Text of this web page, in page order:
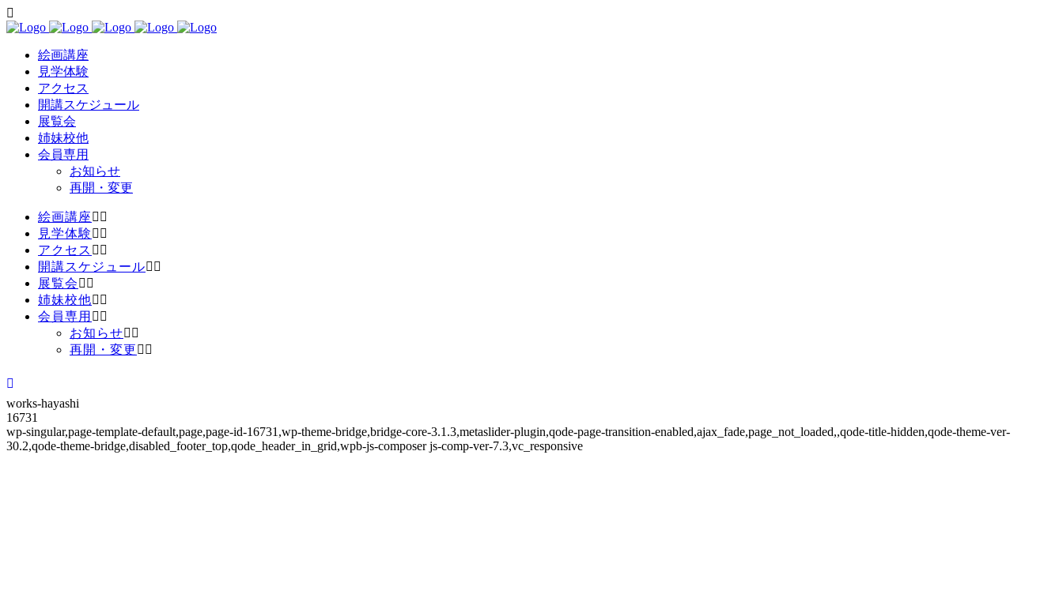
絵画講座
見学体験
アクセス
開講スケジュール
展覧会
姉妹校他
会員専用
お知らせ
再開・変更
絵画講座
見学体験
アクセス
開講スケジュール
展覧会
姉妹校他
会員専用
お知らせ
再開・変更
works-hayashi
16731
wp-singular,page-template-default,page,page-id-16731,wp-theme-bridge,bridge-core-3.1.3,metaslider-plugin,qode-page-transition-enabled,ajax_fade,page_not_loaded,,qode-title-hidden,qode-theme-ver-
30.2,qode-theme-bridge,disabled_footer_top,qode_header_in_grid,wpb-js-composer js-comp-ver-7.3,vc_responsive